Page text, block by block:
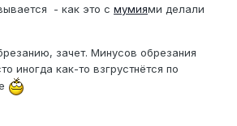
- как это с мумиями делали
зачет. Минусов обрезания
иногда как-то взгрустнётся по